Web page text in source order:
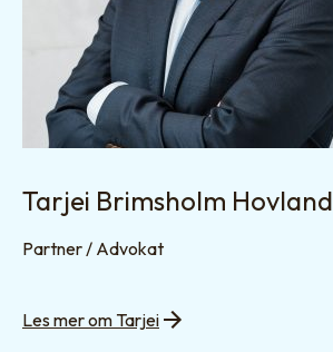
Tarjei Brimsholm Hovland
Partner / Advokat
Les mer om Tarjei